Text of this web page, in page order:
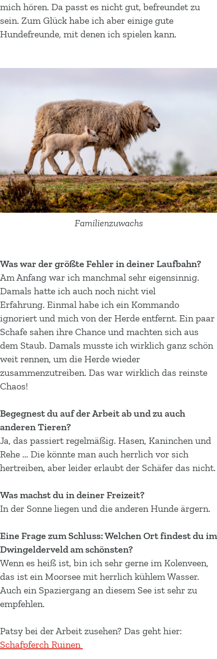
mich hören. Da passt es nicht gut, befreundet zu
sein. Zum Glück habe ich aber einige gute
Hundefreunde, mit denen ich spielen kann.
Familienzuwachs
Was war der größte Fehler in deiner Laufbahn?
Am Anfang war ich manchmal sehr eigensinnig.
Damals hatte ich auch noch nicht viel
Erfahrung. Einmal habe ich ein Kommando
ignoriert und mich von der Herde entfernt. Ein paar
Schafe sahen ihre Chance und machten sich aus
dem Staub. Damals musste ich wirklich ganz schön
weit rennen, um die Herde wieder
zusammenzutreiben. Das war wirklich das reinste
Chaos!
Begegnest du auf der Arbeit ab und zu auch
anderen Tieren?
Ja, das passiert regelmäßig. Hasen, Kaninchen und
Rehe ... Die könnte man auch herrlich vor sich
hertreiben, aber leider erlaubt der Schäfer das nicht.
Was machst du in deiner Freizeit?
In der Sonne liegen und die anderen Hunde ärgern.
Eine Frage zum Schluss: Welchen Ort findest du im
Dwingelderveld am schönsten?
Wenn es heiß ist, bin ich sehr gerne im Kolenveen,
das ist ein Moorsee mit herrlich kühlem Wasser.
Auch ein Spaziergang an diesem See ist sehr zu
empfehlen.
Patsy bei der Arbeit zusehen? Das geht hier:
Schafpferch Ruinen